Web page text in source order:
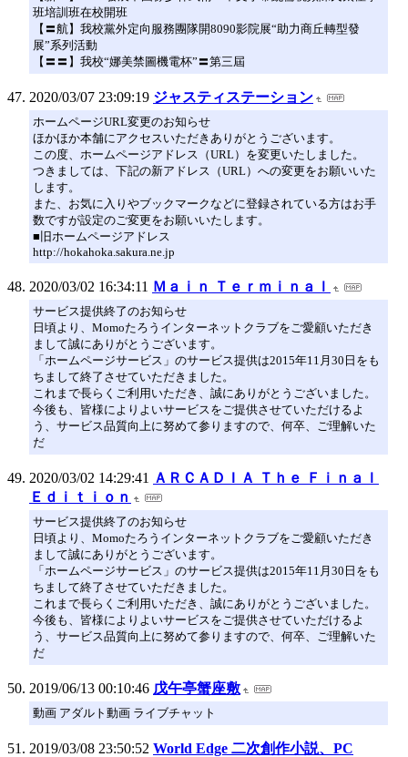
班培訓班在校開班
【〓航】我校黨外定向服務團隊開8090影院展“助力商丘轉型發
展”系列活動
【〓〓】我校“娜美禁圖機電杯”〓第三屆
2020/03/07 23:09:19 ジャスティステーション
ホームページURL変更のお知らせ
ほかほか本舗にアクセスいただきありがとうございます。
この度、ホームページアドレス（URL）を変更いたしました。
つきましては、下記の新アドレス（URL）への変更をお願いいた
します。
また、お気に入りやブックマークなどに登録されている方はお手
数ですが設定のご変更をお願いいたします。
■旧ホームページアドレス
http://hokahoka.sakura.ne.jp
2020/03/02 16:34:11 Ｍａｉｎ Ｔｅｒｍｉｎａｌ
サービス提供終了のお知らせ
日頃より、Momoたろうインターネットクラブをご愛顧いただき
まして誠にありがとうございます。
「ホームページサービス」のサービス提供は2015年11月30日をも
ちまして終了させていただきました。
これまで長らくご利用いただき、誠にありがとうございました。
今後も、皆様によりよいサービスをご提供させていただけるよ
う、サービス品質向上に努めて参りますので、何卒、ご理解いた
だ
2020/03/02 14:29:41
ＡＲＣＡＤＩＡ Ｔｈｅ Ｆｉｎａｌ
Ｅｄｉｔｉｏｎ
サービス提供終了のお知らせ
日頃より、Momoたろうインターネットクラブをご愛顧いただき
まして誠にありがとうございます。
「ホームページサービス」のサービス提供は2015年11月30日をも
ちまして終了させていただきました。
これまで長らくご利用いただき、誠にありがとうございました。
今後も、皆様によりよいサービスをご提供させていただけるよ
う、サービス品質向上に努めて参りますので、何卒、ご理解いた
だ
2019/06/13 00:10:46 戊午亭蟹座敷
動画 アダルト動画 ライブチャット
2019/03/08 23:50:52 World Edge 二次創作小説、PC